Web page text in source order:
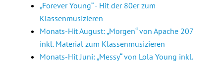
„Forever Young“ - Hit der 80er zum
Klassenmusizieren
Monats-Hit August: „Morgen“ von Apache 207
inkl. Material zum Klassenmusizieren
Monats-Hit Juni: „Messy“ von Lola Young inkl.